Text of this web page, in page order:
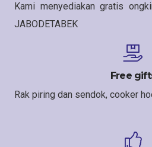
Kami menyediakan gratis
JABODETABEK
Free
Rak piring dan sendok, cooker